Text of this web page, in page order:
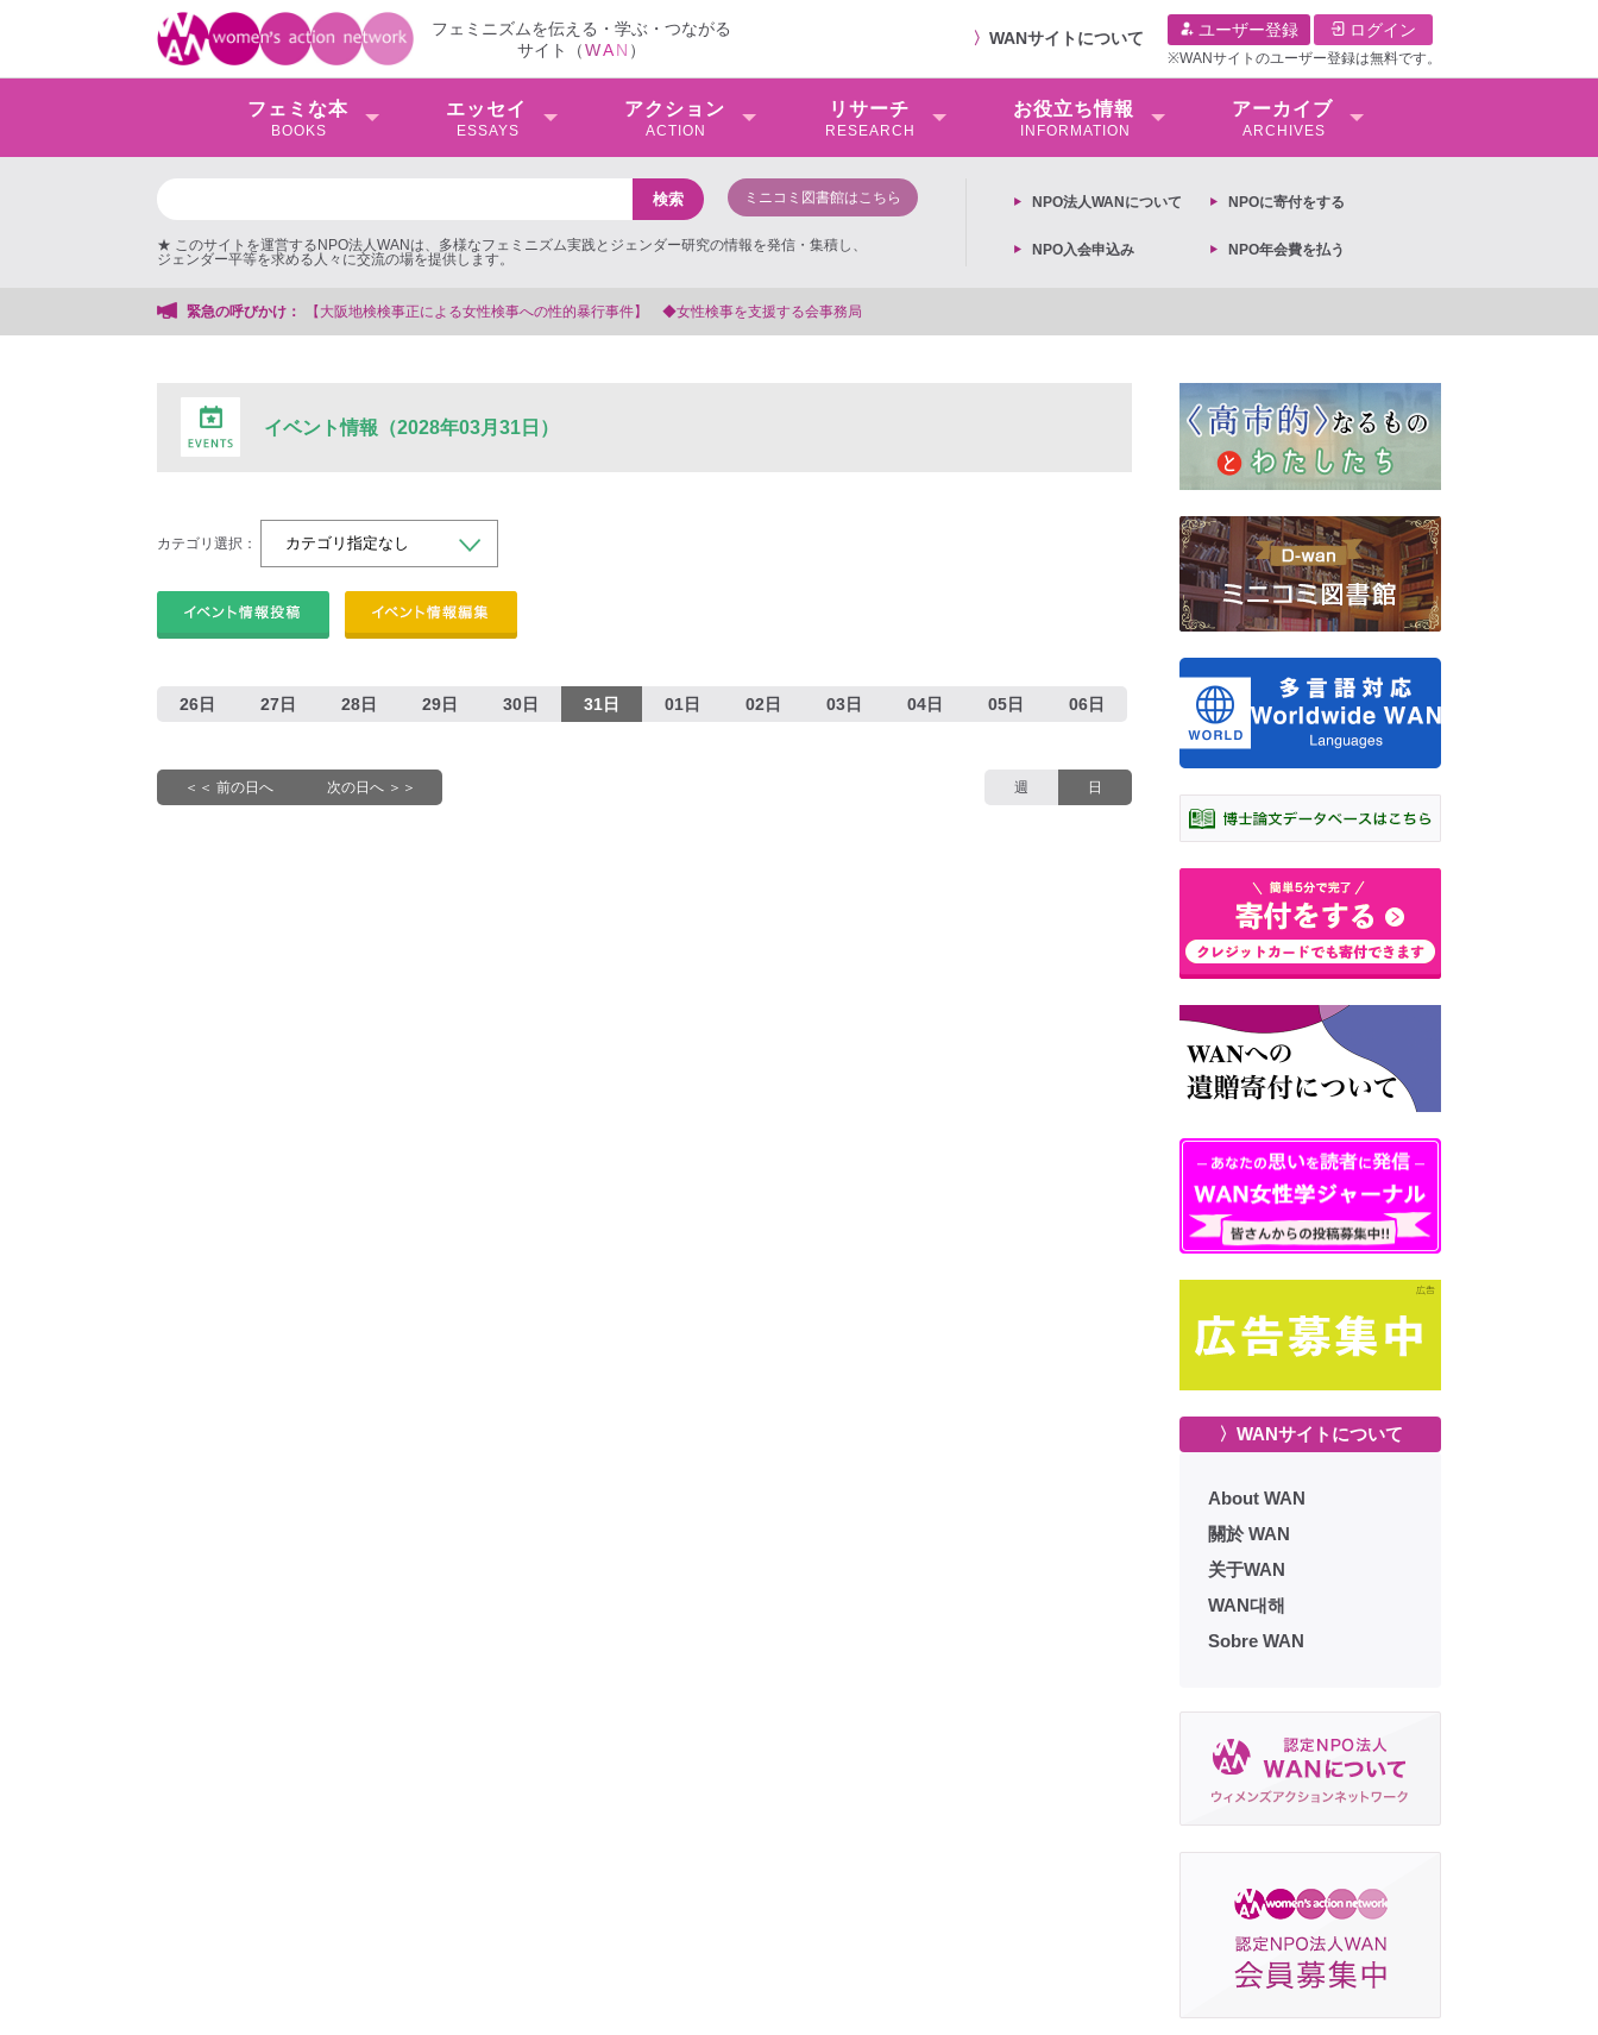
フェミニズムを伝える・学ぶ・つながる
サイト（WAN ）
〉 WANサイトについて ユーザー登録 ログイン
※WANサイトのユーザー登録は無料です。
フェミな本
BOOKS
エッセイ
ESSAYS
アクション
ACTION
リサーチ
RESEARCH
お役⽴ち情報
INFORMATION
アーカイブ
ARCHIVES
ミニコミ図書館はこちら
★ このサイトを運営するNPO法人WANは、多様なフェミニズム実践とジェンダー研究の情報を発信・集積し、
ジェンダー平等を求める人々に交流の場を提供します。
NPO法⼈WANについて NPOに寄付をする
NPO入会申込み NPO年会費を払う
緊急の呼びかけ：
【大阪地検検事正による女性検事への性的暴行事件】 ◆女性検事を支援する会事務局
イベント情報（2028年03月31日）
カテゴリ選択：
26日 27日 28日 29日 30日 31日 01日 02日 03日 04日 05日 06日
＜＜ 前の日へ 次の日へ ＞＞ 週 日
〉WANサイトについて
About WAN
關於 WAN
关于WAN
WAN대해
Sobre WAN